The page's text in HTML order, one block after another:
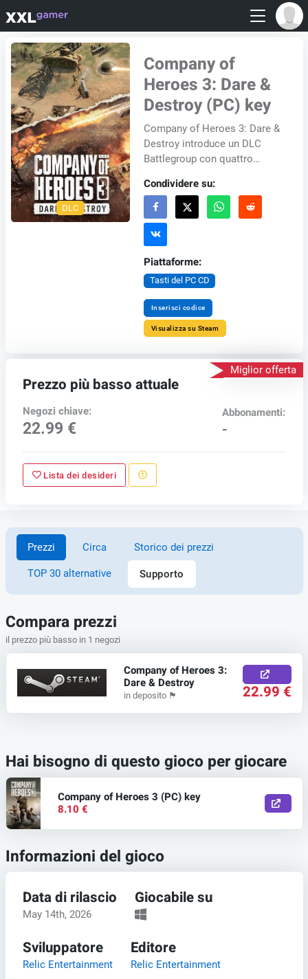
DLC
Company of
Heroes 3: Dare &
Destroy (PC) key
Company of Heroes 3: Dare &
Destroy introduce un DLC
Battlegroup con quattro
modalità multigiocatore e
cooperativa/scherm...
Condividere su:
Piattaforme:
Tasti del PC CD
Inserisci codice
Visualizza su Steam
Miglior offerta
Prezzo più basso attuale
Negozi chiave:
22.99 €
Abbonamenti:
-
Lista dei desideri
Prezzi Circa Storico dei prezzi
TOP 30 alternative Supporto
Compara prezzi
il prezzo più basso in 1 negozi
Company of Heroes 3:
Dare & Destroy
in deposito 🏴 22.99 €
Hai bisogno di questo gioco per giocare
Company of Heroes 3 (PC) key
8.10 €
Informazioni del gioco
Data di rilascio
May 14th, 2026
Giocabile su
Sviluppatore
Relic Entertainment
Editore
Relic Entertainment